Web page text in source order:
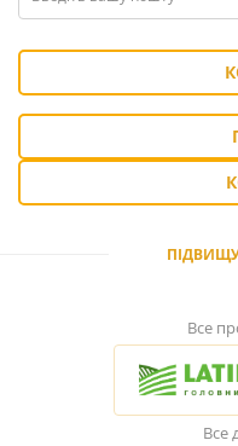
Все
Все